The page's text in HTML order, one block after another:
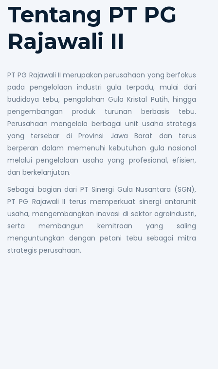
Tentang PT PG
Rajawali II
PT PG Rajawali II merupakan perusahaan yang berfokus
pada pengelolaan industri gula terpadu, mulai dari
budidaya tebu, pengolahan Gula Kristal Putih, hingga
pengembangan produk turunan berbasis tebu.
Perusahaan mengelola berbagai unit usaha strategis
yang tersebar di Provinsi Jawa Barat dan terus
berperan dalam memenuhi kebutuhan gula nasional
melalui pengelolaan usaha yang profesional, efisien,
dan berkelanjutan.
Sebagai bagian dari PT Sinergi Gula Nusantara (SGN),
PT PG Rajawali II terus memperkuat sinergi antarunit
usaha, mengembangkan inovasi di sektor agroindustri,
serta membangun kemitraan yang saling
menguntungkan dengan petani tebu sebagai mitra
strategis perusahaan.